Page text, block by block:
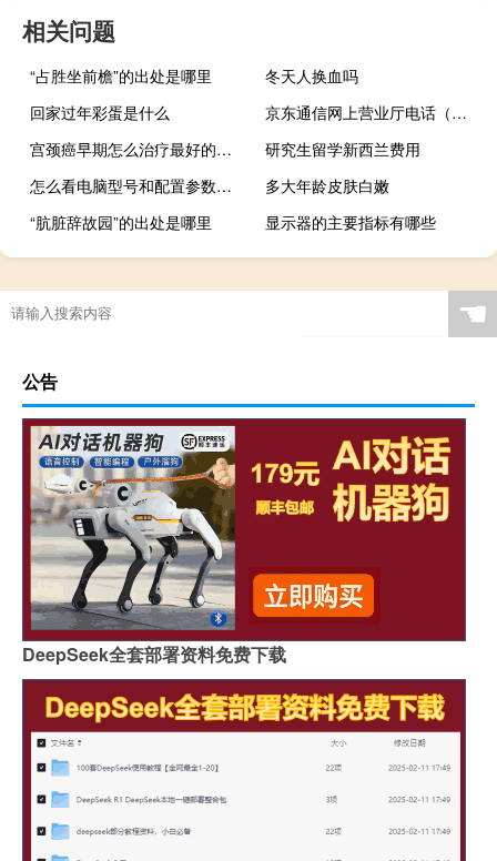
相关问题
“占胜坐前檐”的出处是哪里
冬天人换血吗
回家过年彩蛋是什么
京东通信网上营业厅电话（京东通信网上营业厅）
宫颈癌早期怎么治疗最好的方法（宫颈癌早期怎么治疗 宫颈癌初期治疗方法有哪些）
研究生留学新西兰费用
怎么看电脑型号和配置参数（怎么看电脑型号）
多大年龄皮肤白嫩
“肮脏辞故园”的出处是哪里
显示器的主要指标有哪些
☚
公告
DeepSeek全套部署资料免费下载